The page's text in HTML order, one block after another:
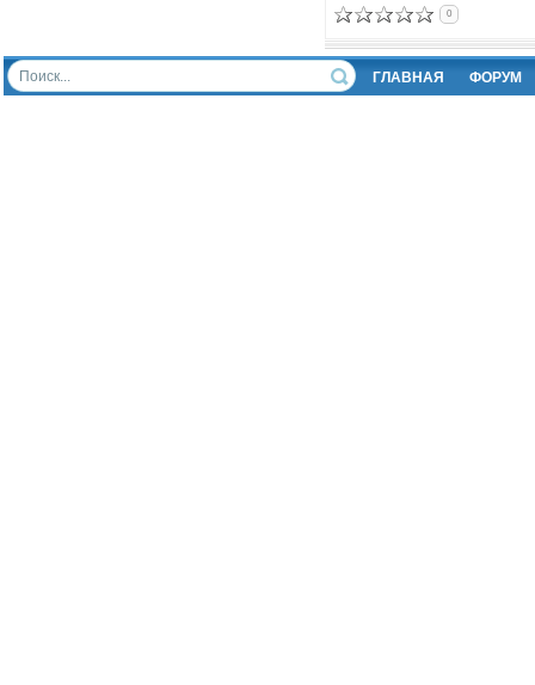
0
ГЛАВНАЯ ФОРУМ